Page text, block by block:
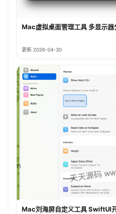
Mac虚拟桌面管理工具 多显示器
更新 2026-04-30
Mac刘海屏自定义工具 SwiftUI